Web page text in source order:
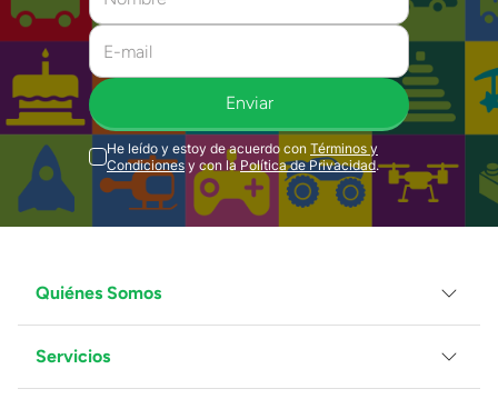
Enviar
He leído y estoy de acuerdo con Términos y
Condiciones y con la Política de Privacidad.
Quiénes Somos
Grupo Juguetron
Localiza tu tienda
Servicios